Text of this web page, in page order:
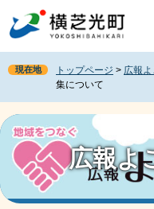
ジ
先
す
ュ
を
し
へ
現在地 トップページ > 広報
集について
広報よ